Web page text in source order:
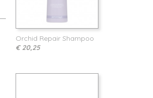
Orchid Repair Shampoo
€ 20,25